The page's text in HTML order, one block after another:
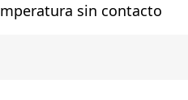
sin contacto